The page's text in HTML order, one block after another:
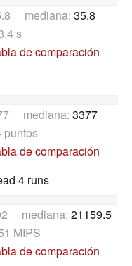
mediana: 35.8
s
de comparación
mediana: 3377
de comparación
4 runs
mediana: 21159.5
MIPS
de comparación